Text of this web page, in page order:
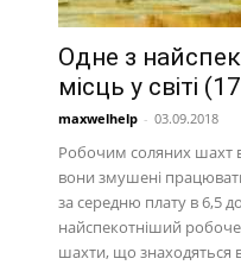
Одне з
місць у світі
maxwelhelp - 03.09.2018
Робочим соляних шахт
вони змушені
за середню плату в 6,5
найспекотніший робоче
шахти, що знаходяться